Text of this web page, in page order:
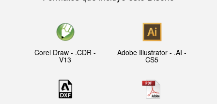
Corel Draw - .CDR -
V13
Adobe Illustrator - .AI -
CS5